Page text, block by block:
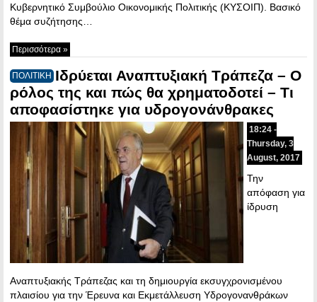
Κυβερνητικό Συμβούλιο Οικονομικής Πολιτικής (ΚΥΣΟΙΠ). Βασικό
θέμα συζήτησης…
Περισσότερα »
ΠΟΛΙΤΙΚΗ Ιδρύεται Αναπτυξιακή Τράπεζα – Ο
ρόλος της και πώς θα χρηματοδοτεί – Tι
αποφασίστηκε για υδρογονάνθρακες
18:24 -
Thursday, 3
August, 2017
Την
απόφαση για
ίδρυση
Αναπτυξιακής Τράπεζας και τη δημιουργία εκσυγχρονισμένου
πλαισίου για την Έρευνα και Εκμετάλλευση Υδρογονανθράκων